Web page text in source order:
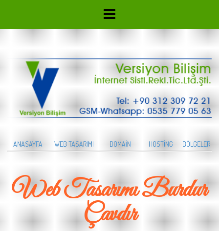
ANASAYFA WEB TASARIMI DOMAİN HOSTİNG BÖLGELER
Web Tasarımı Burdur
Çavdır